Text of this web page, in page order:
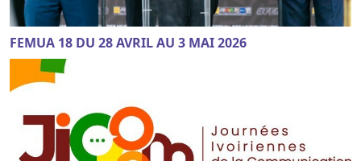
FEMUA 18 DU 28 AVRIL AU 3 MAI 2026